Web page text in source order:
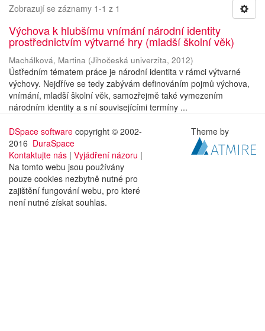
Zobrazují se záznamy 1-1 z 1
Výchova k hlubšímu vnímání národní identity
prostřednictvím výtvarné hry (mladší školní věk)
Machálková, Martina (Jihočeská univerzita, 2012)
Ústředním tématem práce je národní identita v rámci výtvarné
výchovy. Nejdříve se tedy zabývám definováním pojmů výchova,
vnímání, mladší školní věk, samozřejmě také vymezením
národním identity a s ní souvisejícími termíny ...
DSpace software copyright © 2002-
2016 DuraSpace
Kontaktujte nás | Vyjádření názoru |
Na tomto webu jsou používány
pouze cookies nezbytně nutné pro
zajištění fungování webu, pro které
není nutné získat souhlas.
Theme by